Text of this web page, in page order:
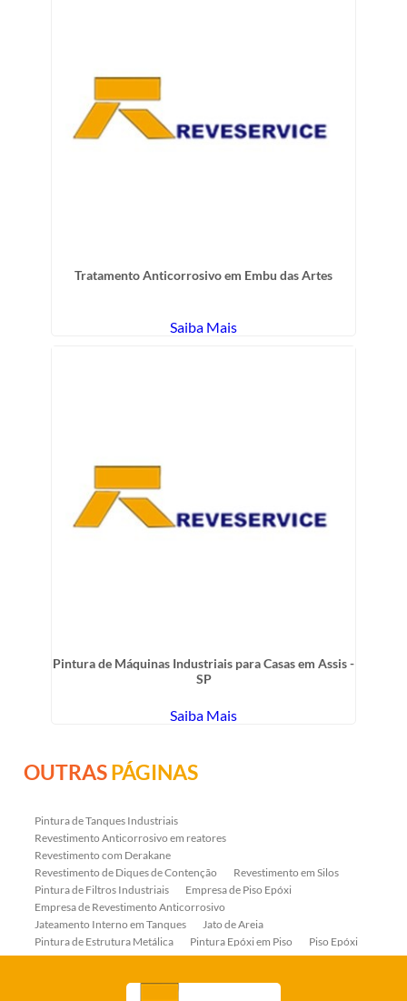
Tratamento Anticorrosivo em Embu das Artes
Saiba Mais
Pintura de Máquinas Industriais para Casas em Assis -
SP
Saiba Mais
OUTRASPÁGINAS
Pintura de Tanques Industriais
Revestimento Anticorrosivo em reatores
Revestimento com Derakane
Revestimento de Diques de Contenção
Revestimento em Silos
Pintura de Filtros Industriais
Empresa de Piso Epóxi
Empresa de Revestimento Anticorrosivo
Jateamento Interno em Tanques
Jato de Areia
Pintura de Estrutura Metálica
Pintura Epóxi em Piso
Piso Epóxi
Piso Epóxi Autonivelante
Revestimento E-coat em Serpentinas